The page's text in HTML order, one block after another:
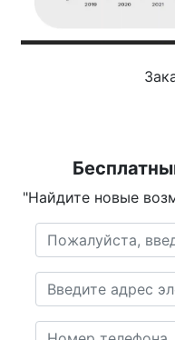
"Найдите новые